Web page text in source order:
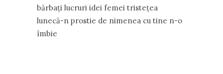
bărbați lucruri idei femei tristețea
lunecă-n prostie de nimenea cu tine n-o
îmbie